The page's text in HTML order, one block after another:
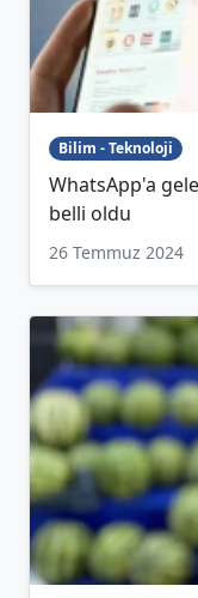
Bilim - Teknoloji
WhatsApp'a
belli oldu
26 Temmuz 2024